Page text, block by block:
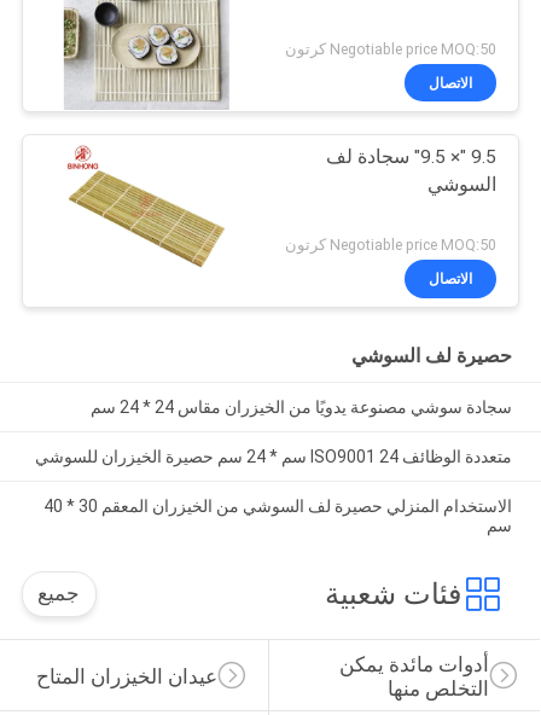
Negotiable price MOQ:50 كرتون
الاتصال
9.5 "× 9.5" سجادة لف
السوشي
Negotiable price MOQ:50 كرتون
الاتصال
حصيرة لف السوشي
سجادة سوشي مصنوعة يدويًا من الخيزران مقاس 24 * 24 سم
متعددة الوظائف ISO9001 24 سم * 24 سم حصيرة الخيزران للسوشي
الاستخدام المنزلي حصيرة لف السوشي من الخيزران المعقم 30 * 40
سم
فئات شعبية جميع
عيدان الخيزران المتاح
أدوات مائدة يمكن
التخلص منها